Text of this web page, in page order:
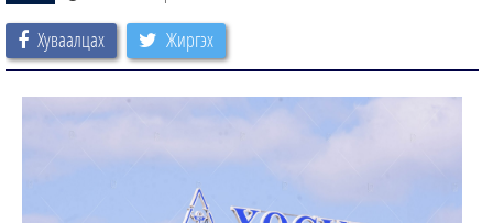
Хуваалцах Жиргэх